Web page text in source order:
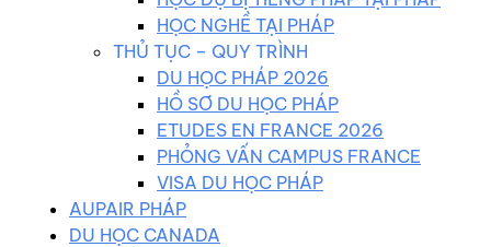
HỌC NGHỀ TẠI PHÁP
THỦ TỤC – QUY TRÌNH
DU HỌC PHÁP 2026
HỒ SƠ DU HỌC PHÁP
ETUDES EN FRANCE 2026
PHỎNG VẤN CAMPUS FRANCE
VISA DU HỌC PHÁP
AUPAIR PHÁP
DU HỌC CANADA